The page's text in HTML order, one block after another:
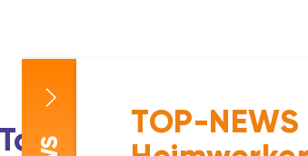
Marken | 1
TOP-